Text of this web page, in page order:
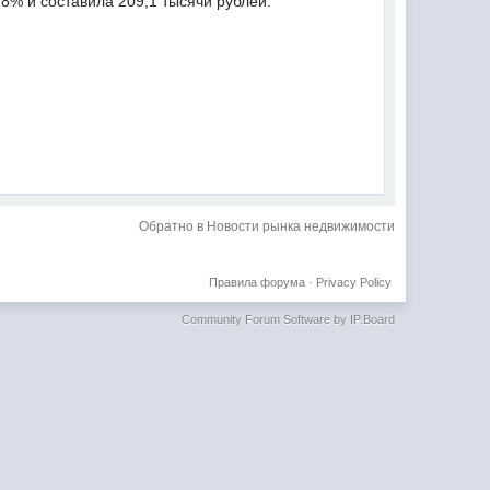
Обратно в Новости рынка недвижимости
Privacy Policy
Правила форума·
Community Forum Software by IP.Board